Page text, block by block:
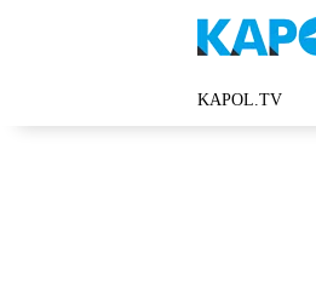
KAPOL.TV